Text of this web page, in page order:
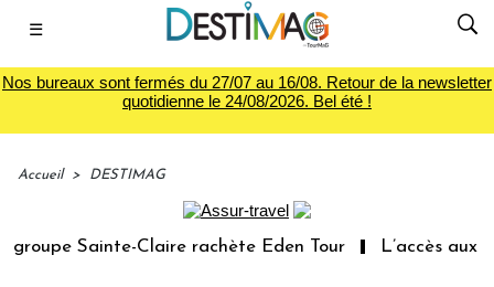
☰
Nos bureaux sont fermés du 27/07 au 16/08. Retour de la newsletter
quotidienne le 24/08/2026. Bel été !
Accueil > DESTIMAG
Sainte-Claire rachète Eden Tour L’accès aux